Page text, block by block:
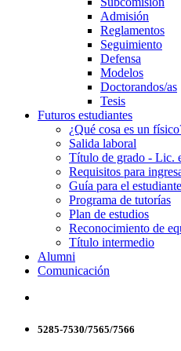
Admisión
Reglamentos
Seguimiento
Defensa
Modelos
Doctorandos/as
Tesis
Futuros estudiantes
¿Qué cosa es un
Salida laboral
Título de grado - Lic.
Requisitos para
Guía para el estudiante
Programa de tutorías
Plan de estudios
Reconocimiento de
Título intermedio
Alumni
Comunicación
5285-7530/7565/7566